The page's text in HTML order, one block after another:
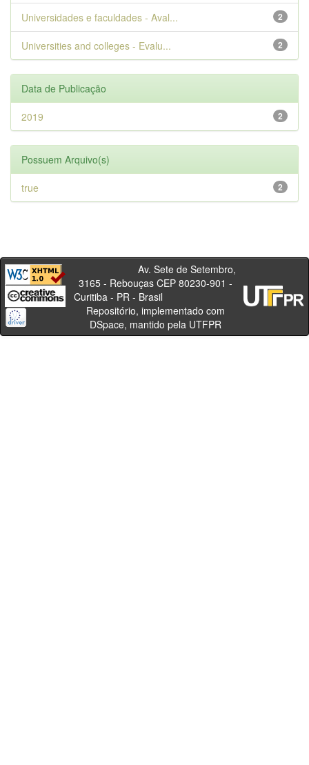
2
Universidades e faculdades - Aval...
2
Universities and colleges - Evalu...
Data de Publicação
2
2019
Possuem Arquivo(s)
2
true
Av. Sete de Setembro,
3165 - Rebouças CEP 80230-901 -
Curitiba - PR - Brasil
Repositório, implementado com
DSpace, mantido pela UTFPR